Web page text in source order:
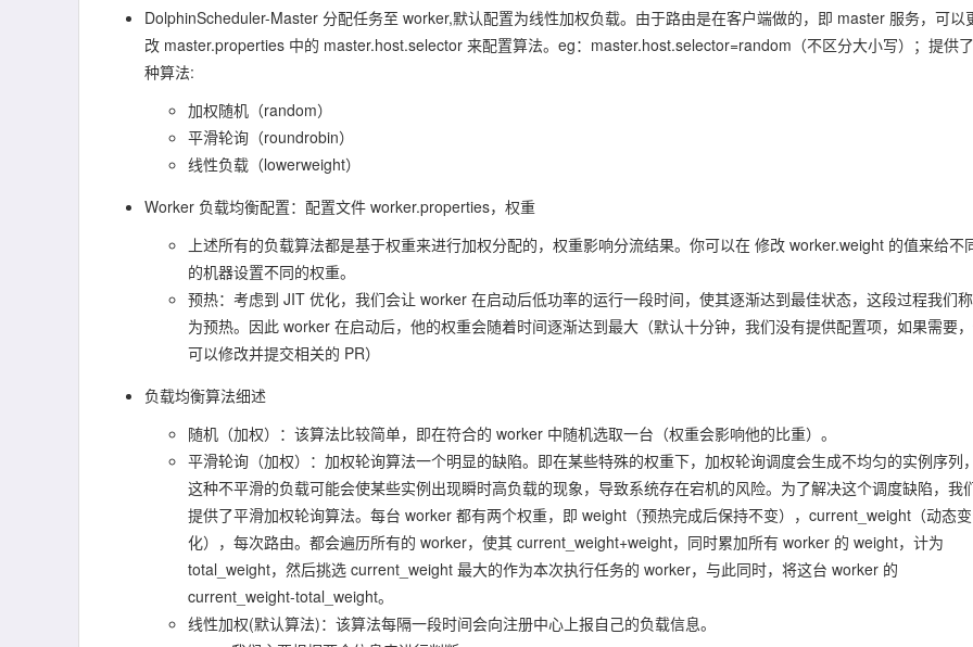
DolphinScheduler-Master 分配任务至 worker,默认配置为线性加权负载。由于路由是在客户端做的，即 master 服务，可以
改 master.properties 中的 master.host.selector 来配置算法。eg：master.host.selector=random（不区分大小写）；提供
种算法:
加权随机（random）
平滑轮询（roundrobin）
线性负载（lowerweight）
Worker 负载均衡配置：配置文件 worker.properties，权重
上述所有的负载算法都是基于权重来进行加权分配的，权重影响分流结果。你可以在 修改 worker.weight 的值来给不
的机器设置不同的权重。
预热：考虑到 JIT 优化，我们会让 worker 在启动后低功率的运行一段时间，使其逐渐达到最佳状态，这段过程我们
为预热。因此 worker 在启动后，他的权重会随着时间逐渐达到最大（默认十分钟，我们没有提供配置项，如果需要
可以修改并提交相关的 PR）
负载均衡算法细述
随机（加权）：该算法比较简单，即在符合的 worker 中随机选取一台（权重会影响他的比重）。
平滑轮询（加权）：加权轮询算法一个明显的缺陷。即在某些特殊的权重下，加权轮询调度会生成不均匀的实例序列，
这种不平滑的负载可能会使某些实例出现瞬时高负载的现象，导致系统存在宕机的风险。为了解决这个调度缺陷，我
提供了平滑加权轮询算法。每台 worker 都有两个权重，即 weight（预热完成后保持不变），current_weight（动态变
化），每次路由。都会遍历所有的 worker，使其 current_weight+weight，同时累加所有 worker 的 weight，计为
total_weight，然后挑选 current_weight 最大的作为本次执行任务的 worker，与此同时，将这台 worker 的
current_weight-total_weight。
线性加权(默认算法)：该算法每隔一段时间会向注册中心上报自己的负载信息。